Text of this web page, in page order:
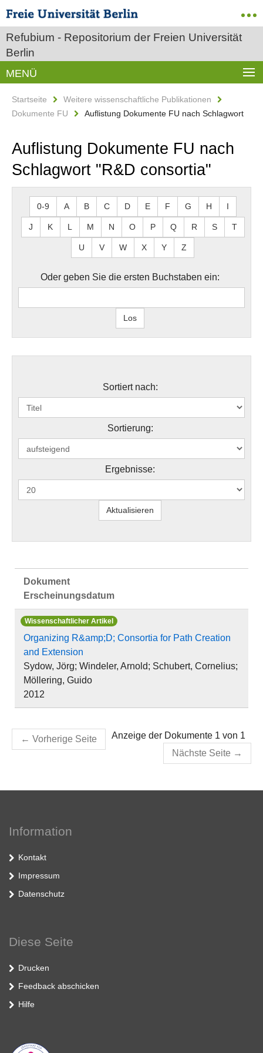
Refubium - Repositorium der Freien Universität
Berlin
MENÜ
Startseite
Weitere wissenschaftliche Publikationen
Dokumente FU
Auflistung Dokumente FU nach Schlagwort
Auflistung Dokumente FU nach
Schlagwort "R&D consortia"
0-9 A B C D E F G H I
J K L M N O P Q R S T
U V W X Y Z
Oder geben Sie die ersten Buchstaben ein:
Sortiert nach:
Sortierung:
Ergebnisse:
Dokument
Erscheinungsdatum
Wissenschaftlicher Artikel
Organizing R&amp;D; Consortia for Path Creation
and Extension
Sydow, Jörg; Windeler, Arnold; Schubert, Cornelius;
Möllering, Guido
2012
← Vorherige Seite
Anzeige der Dokumente 1 von 1
Nächste Seite →
Information
Kontakt
Impressum
Datenschutz
Diese Seite
Drucken
Feedback abschicken
Hilfe